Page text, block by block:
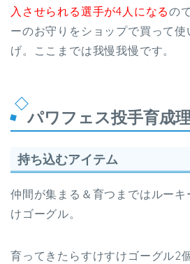
入させられる選手が4人になるの
ーのお守りをショップで買って使
げ。ここまでは我慢我慢です。
パワフェス投手育成
持ち込むアイテム
仲間が集まる＆育つまではルー
けゴーグル。
育ってきたらすけすけゴーグル2